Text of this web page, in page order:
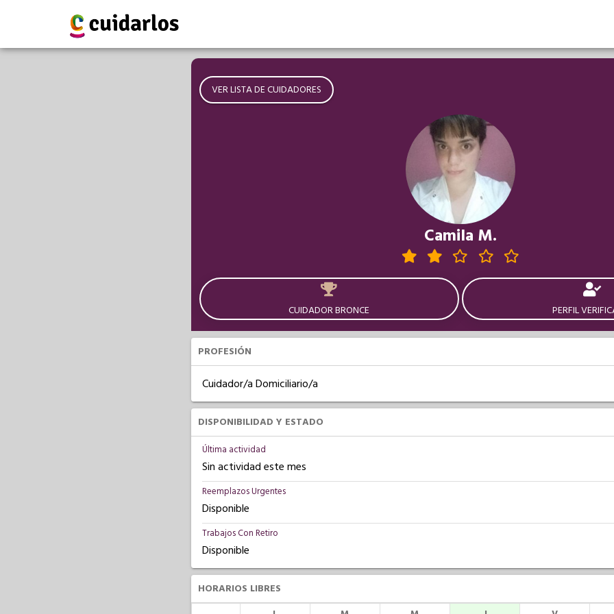
VER LISTA DE CUIDADORES
Camila M.
CUIDADOR BRONCE PERFIL
PROFESIÓN
Cuidador/a Domiciliario/a
DISPONIBILIDAD Y ESTADO
Última actividad
Sin actividad este mes
Reemplazos Urgentes
Disponible
Trabajos Con Retiro
Disponible
HORARIOS LIBRES